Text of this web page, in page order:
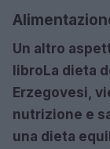
Un altro
libroLa dieta
Erzegovesi,
nutrizione e
una dieta